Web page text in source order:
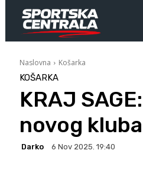
Naslovna Košarka
KOŠARKA
KRAJ
novog
Darko 6 Nov 2025. 19:40